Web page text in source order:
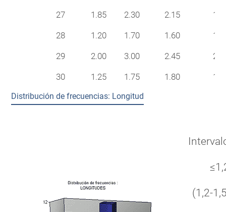
27 1.85 2.30 2.15 15
28 1.20 1.70 1.60 14
29 2.00 3.00 2.45 20
30 1.25 1.75 1.80 16
Distribución de frecuencias: Longitud
(1,2-